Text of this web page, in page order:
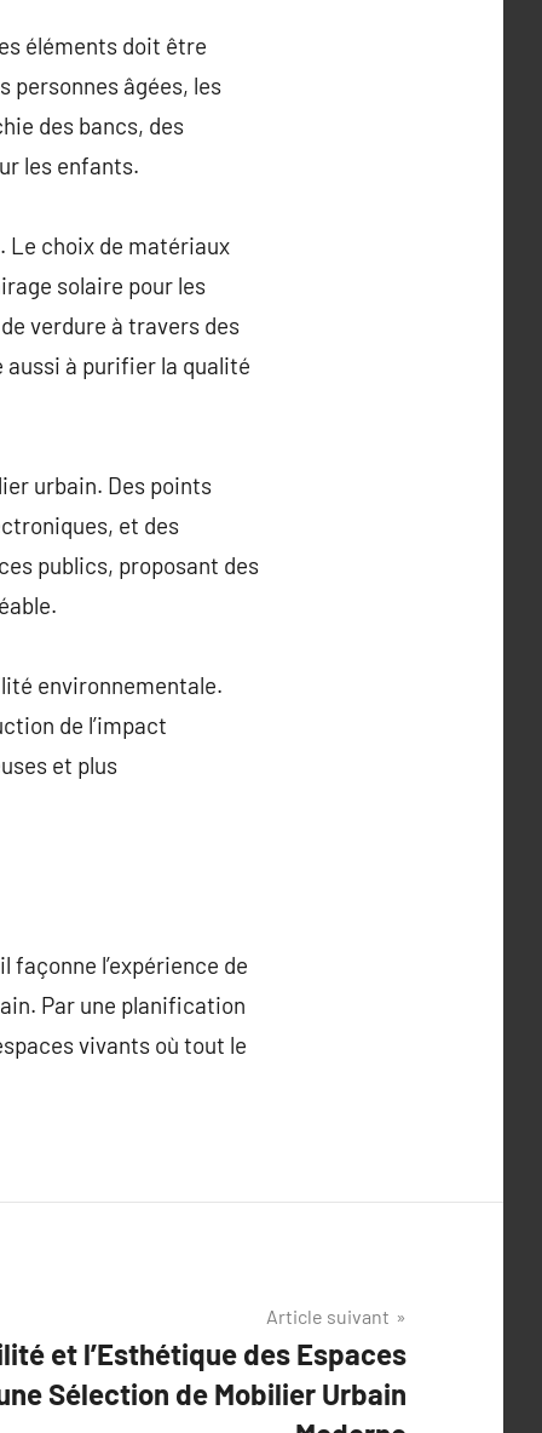
éléments doit être
personnes âgées, les
des bancs, des
les enfants.
Le choix de matériaux
solaire pour les
verdure à travers des
aussi à purifier la qualité
urbain. Des points
et des
publics, proposant des
environnementale.
de l’impact
et plus
façonne l’expérience de
Par une planification
vivants où tout le
Article suivant
et l’Esthétique des Espaces
Sélection de Mobilier Urbain